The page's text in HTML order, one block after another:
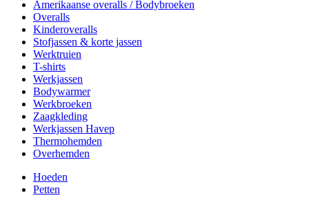
Amerikaanse overalls / Bodybroeken
Overalls
Kinderoveralls
Stofjassen & korte jassen
Werktruien
T-shirts
Werkjassen
Bodywarmer
Werkbroeken
Zaagkleding
Werkjassen Havep
Thermohemden
Overhemden
Hoeden
Petten